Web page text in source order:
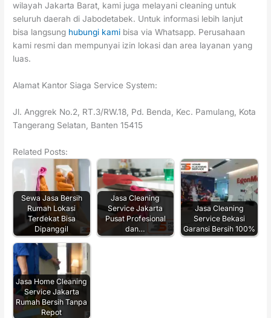
wilayah Jakarta Barat, kami juga melayani cleaning untuk
seluruh daerah di Jabodetabek. Untuk informasi lebih lanjut
bisa langsung hubungi kami bisa via Whatsapp. Perusahaan
kami resmi dan mempunyai izin lokasi dan area layanan yang
luas.
Alamat Kantor Siaga Service System:
Jl. Anggrek No.2, RT.3/RW.18, Pd. Benda, Kec. Pamulang, Kota
Tangerang Selatan, Banten 15415
Related Posts:
Sewa Jasa Bersih
Rumah Lokasi
Terdekat Bisa
Dipanggil
Jasa Cleaning
Service Jakarta
Pusat Profesional
dan…
Jasa Cleaning
Service Bekasi
Garansi Bersih 100%
Jasa Home Cleaning
Service Jakarta
Rumah Bersih Tanpa
Repot